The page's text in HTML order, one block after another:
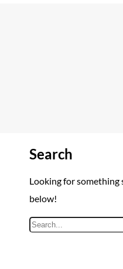
Search
Looking for something
below!
A